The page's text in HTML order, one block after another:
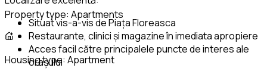
Situat vis-a-vis de Piața Floreasca
Restaurante, clinici și magazine în imediata apropiere
Acces facil către principalele puncte de interes ale
orașului
Property type: Apartments
Housing type: Apartment